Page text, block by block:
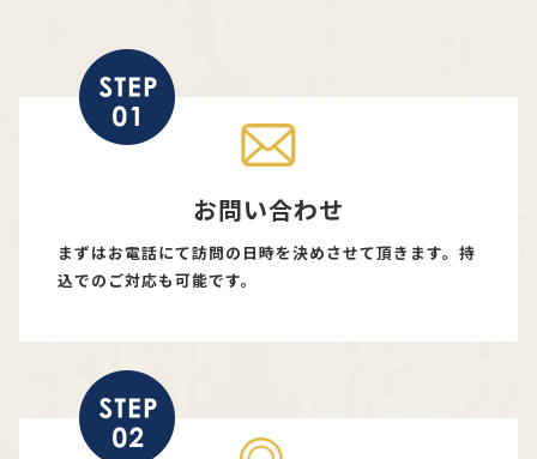
お問い合わせ
まずはお電話にて訪問の日時を決めさせて頂きます。持
込でのご対応も可能です。